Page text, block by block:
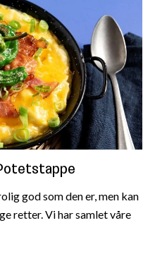
god som den er, men kan
retter. Vi har samlet våre